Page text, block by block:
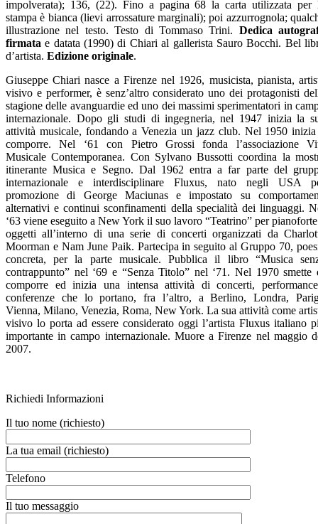
impolverata); 136, (22). Fino a pagina 68 la carta utilizzata per
stampa è bianca (lievi arrossature marginali); poi azzurrognola;
illustrazione nel testo. Testo di Tommaso Trini. Dedica
firmata e datata (1990) di Chiari al gallerista Sauro Bocchi. Bel
d’artista. Edizione originale.
Giuseppe Chiari nasce a Firenze nel 1926, musicista, pianista,
visivo e performer, è senz’altro considerato uno dei protagonisti
stagione delle avanguardie ed uno dei massimi sperimentatori in
internazionale. Dopo gli studi di ingegneria, nel 1947 inizia la
attività musicale, fondando a Venezia un jazz club. Nel 1950
comporre. Nel ‘61 con Pietro Grossi fonda l’associazione
Musicale Contemporanea. Con Sylvano Bussotti coordina la
itinerante Musica e Segno. Dal 1962 entra a far parte del
internazionale e interdisciplinare Fluxus, nato negli USA
promozione di George Maciunas e impostato su
alternativi e continui sconfinamenti della specialità dei linguaggi.
‘63 viene eseguito a New York il suo lavoro “Teatrino” per
oggetti all’interno di una serie di concerti organizzati da
Moorman e Nam June Paik. Partecipa in seguito al Gruppo 70,
concreta, per la parte musicale. Pubblica il libro “Musica
contrappunto” nel ‘69 e “Senza Titolo” nel ‘71. Nel 1970 smette
comporre ed inizia una intensa attività di concerti,
conferenze che lo portano, fra l’altro, a Berlino, Londra,
Vienna, Milano, Venezia, Roma, New York. La sua attività come
visivo lo porta ad essere considerato oggi l’artista Fluxus italiano
importante in campo internazionale. Muore a Firenze nel maggio
2007.
Richiedi Informazioni
Il tuo nome (richiesto)
La tua email (richiesto)
Telefono
Il tuo messaggio